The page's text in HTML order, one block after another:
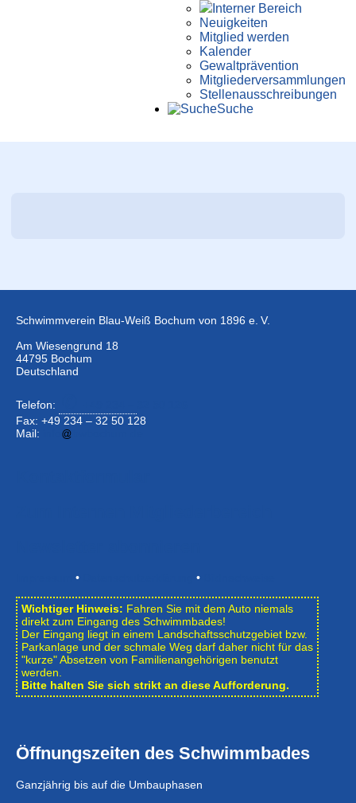
Interner Bereich
Neuigkeiten
Mitglied werden
Kalender
Gewaltprävention
Mitglieder­versammlungen
Stellen­aus­schrei­bungen
Suche
Schwimmverein Blau-Weiß Bochum von 1896 e. V.
Am Wiesengrund 18
44795 Bochum
Deutschland
Telefon:
Fax: +49 234 – 32 50 128
Mail:
• •
Wichtiger Hinweis: Fahren Sie mit dem Auto niemals
direkt zum Eingang des Schwimmbades!
Der Eingang liegt in einem Landschafts­schutzgebiet bzw.
Park­anlage und der schmale Weg darf daher nicht für das
"kurze" Absetzen von Familienangehörigen benutzt
werden.
Bitte halten Sie sich strikt an diese Aufforderung.
Öffnungszeiten des Schwimmbades
Ganzjährig bis auf die Umbauphasen